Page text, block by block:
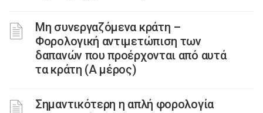
Μη συνεργαζόμενα κράτη –
Φορολογική αντιμετώπιση των
δαπανών που προέρχονται από αυτά
τα κράτη (Α μέρος)
Σημαντικότερη η απλή φορολογία